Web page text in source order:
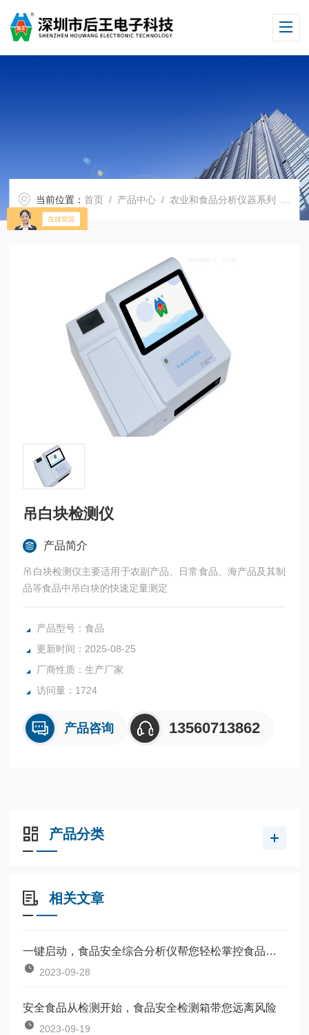
当前位置：首页 / 产品中心 / 农业和食品分析仪器系列 食
吊白块检测仪
产品简介
吊白块检测仪主要适用于农副产品、日常食品、海产品及其制
品等食品中吊白块的快速定量测定
产品型号：食品
更新时间：2025-08-25
厂商性质：生产厂家
访问量：1724
产品咨询 13560713862
产品分类
相关文章
一键启动，食品安全综合分析仪帮您轻松掌控食品质量
2023-09-28
安全食品从检测开始，食品安全检测箱带您远离风险
2023-09-19